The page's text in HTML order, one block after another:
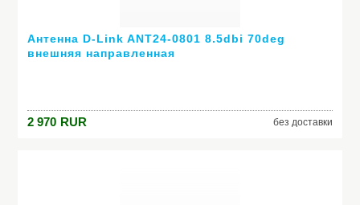
Антенна D-Link ANT24-0801 8.5dbi 70deg
внешняя направленная
2 970 RUR без доставки